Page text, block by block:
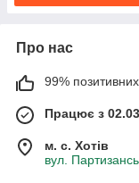
Про нас
99% позитивних
Працює з
м. с. Хотів
вул.